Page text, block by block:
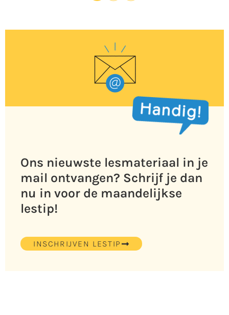
Ons nieuwste lesmateriaal in je
mail ontvangen? Schrijf je dan
nu in voor de maandelijkse
lestip!
INSCHRIJVEN LESTIP